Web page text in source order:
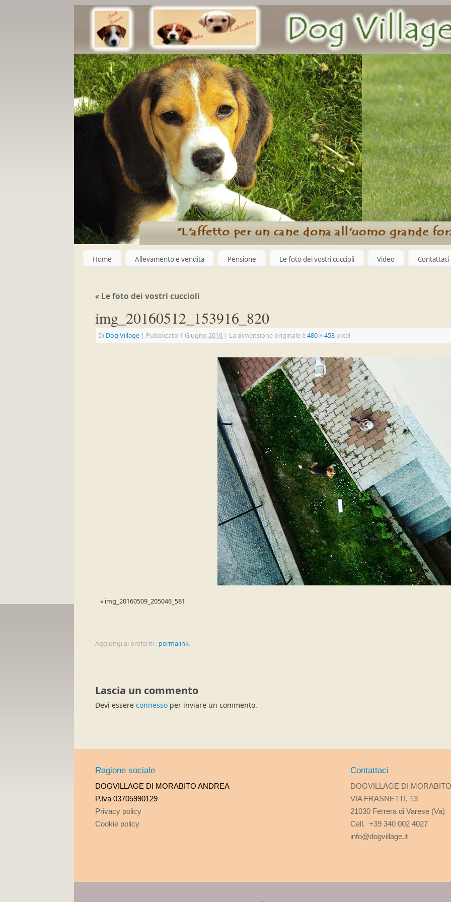
Home Allevamento e vendita Pensione Le foto dei vostri cuccioli Video Contattaci
« Le foto dei vostri cuccioli
img_20160512_153916_820
Di Dog Village | Pubblicato 1 Giugno 2016 | La dimensione originale è480 × 453 pixel
« img_20160509_205046_581
Aggiungi ai preferiti : permalink.
Lascia un commento
Devi essere connesso per inviare un commento.
Ragione sociale
DOGVILLAGE DI MORABITO ANDREA
P.Iva 03705990129
Privacy policy
Cookie policy
Contattaci
DOGVILLAGE DI
VIA FRASNETTI, 13
21030 Ferrera di Varese (Va)
Cell. +39 340 002 4027
info@dogvillage.it